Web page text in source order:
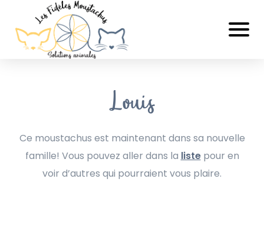
Louis
Ce moustachus est maintenant dans sa nouvelle
famille! Vous pouvez aller dans la listepour en
voir d’autres qui pourraient vous plaire.